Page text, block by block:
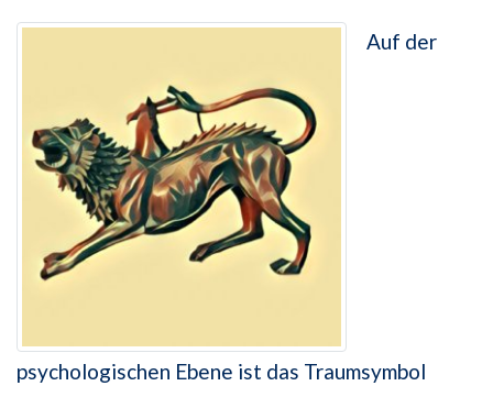
Auf der
psychologischen Ebene ist das Traumsymbol